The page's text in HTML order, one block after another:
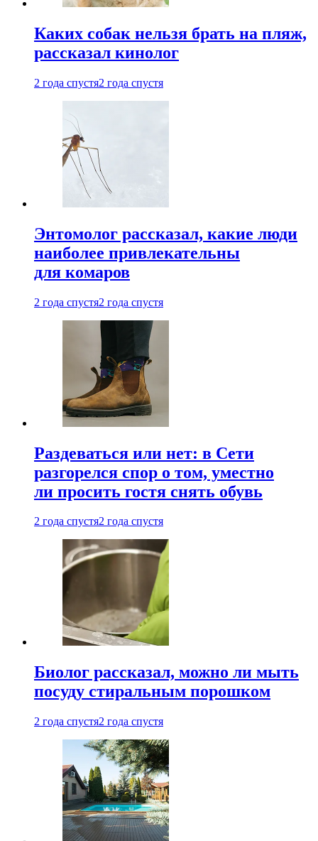
Каких собак нельзя брать на пляж,
рассказал кинолог
2 года спустя2 года спустя
Энтомолог рассказал, какие люди
наиболее привлекательны
для комаров
2 года спустя2 года спустя
Раздеваться или нет: в Сети
разгорелся спор о том, уместно
ли просить гостя снять обувь
2 года спустя2 года спустя
Биолог рассказал, можно ли мыть
посуду стиральным порошком
2 года спустя2 года спустя